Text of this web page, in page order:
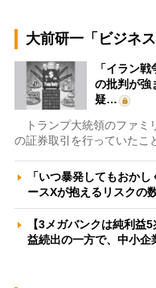
大前研一「ビジネ
「イラン
の批判が強
疑…
トランプ大統領のファミ
の証券取引を行っていたこ
「いつ暴発してもおか
ースXが抱えるリスクの
【3メガバンクは純利益
益続出の一方で、中小